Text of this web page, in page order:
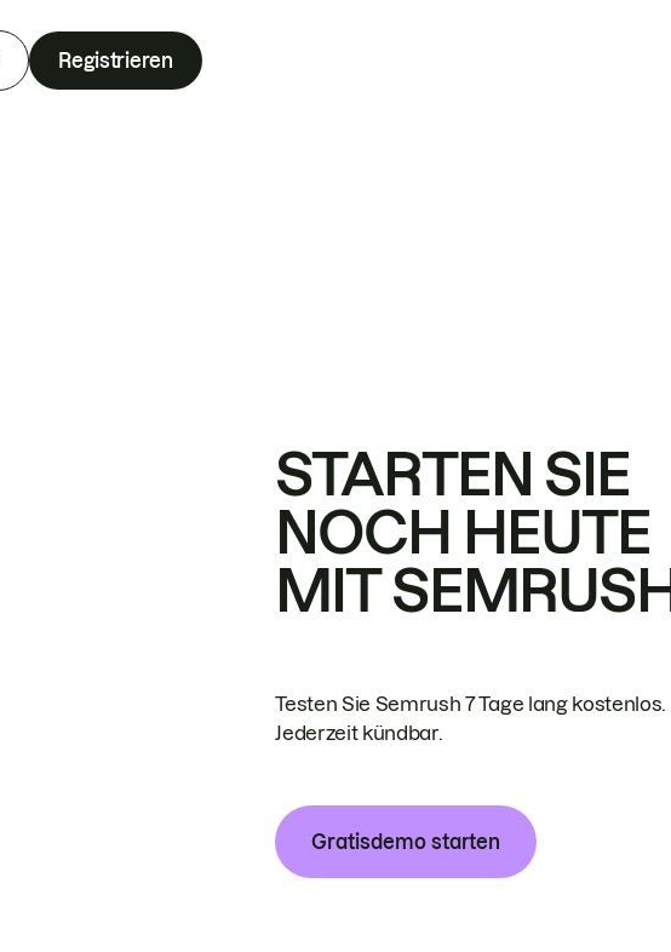
Registrieren
STARTEN SIE
NOCH HEUTE
MIT
Testen Sie Semrush 7 Tage lang kostenlos.
Jederzeit kündbar.
Gratisdemo starten